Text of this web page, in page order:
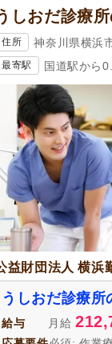
しおだ診療
住所 神奈川県横浜
最寄駅 国道駅から
益財団法人 横浜
うしおだ診療所
給与 月給